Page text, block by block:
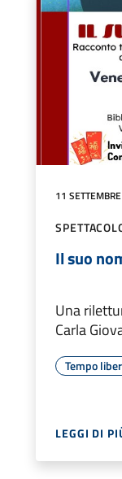
11
Il suo
Una
Carla
Tempo
LEGGI DI